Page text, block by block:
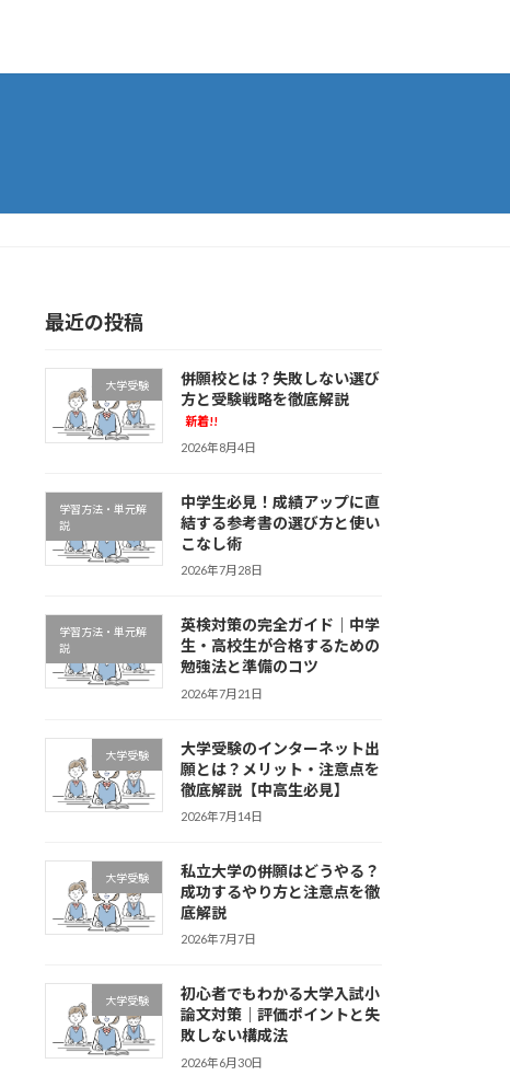
最近の投稿
大学受験
併願校とは？失敗しない選び
方と受験戦略を徹底解説
新着!!
2026年8月4日
学習方法・単元解
説
中学生必見！成績アップに直
結する参考書の選び方と使い
こなし術
2026年7月28日
学習方法・単元解
説
英検対策の完全ガイド｜中学
生・高校生が合格するための
勉強法と準備のコツ
2026年7月21日
大学受験
大学受験のインターネット出
願とは？メリット・注意点を
徹底解説【中高生必見】
2026年7月14日
大学受験
私立大学の併願はどうやる？
成功するやり方と注意点を徹
底解説
2026年7月7日
大学受験
初心者でもわかる大学入試小
論文対策｜評価ポイントと失
敗しない構成法
2026年6月30日